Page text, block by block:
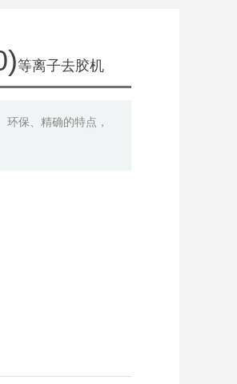
等离子去胶机
保、精确的特点，